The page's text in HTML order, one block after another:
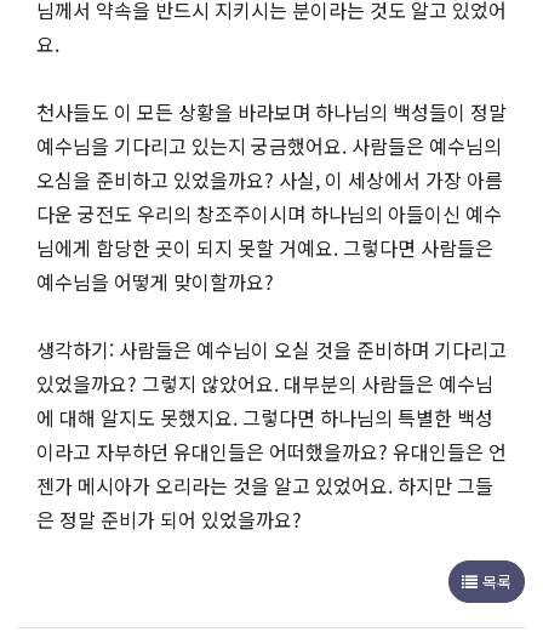
님께서 약속을 반드시 지키시는 분이라는 것도 알고 있었어
요.
천사들도 이 모든 상황을 바라보며 하나님의 백성들이 정말
예수님을 기다리고 있는지 궁금했어요. 사람들은 예수님의
오심을 준비하고 있었을까요? 사실, 이 세상에서 가장 아름
다운 궁전도 우리의 창조주이시며 하나님의 아들이신 예수
님에게 합당한 곳이 되지 못할 거예요. 그렇다면 사람들은
예수님을 어떻게 맞이할까요?
생각하기: 사람들은 예수님이 오실 것을 준비하며 기다리고
있었을까요? 그렇지 않았어요. 대부분의 사람들은 예수님
에 대해 알지도 못했지요. 그렇다면 하나님의 특별한 백성
이라고 자부하던 유대인들은 어떠했을까요? 유대인들은 언
젠가 메시아가 오리라는 것을 알고 있었어요. 하지만 그들
은 정말 준비가 되어 있었을까요?
목록